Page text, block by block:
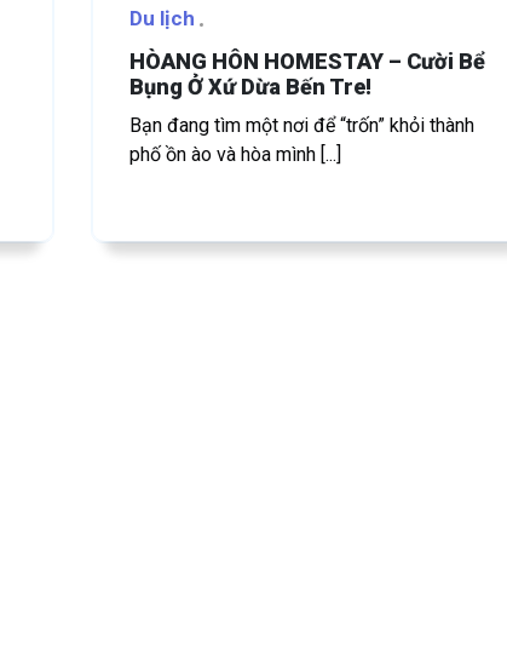
Du lịch
HÒANG HÔN HOMESTAY – Cười Bể
Bụng Ở Xứ Dừa Bến Tre!
Bạn đang tìm một nơi để “trốn” khỏi thành
phố ồn ào và hòa mình [...]